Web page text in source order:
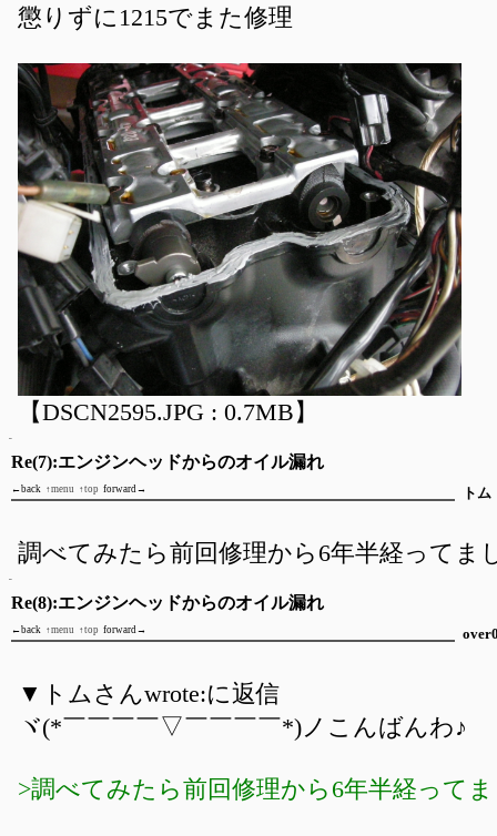
懲りずに1215でまた修理
【DSCN2595.JPG : 0.7MB】
Re(7):エンジンヘッドからのオイル漏れ
←back ↑menu ↑top forward→ トム
調べてみたら前回修理から6年半経ってま
Re(8):エンジンヘッドからのオイル漏れ
←back ↑menu ↑top forward→
▼トムさんwrote:に返信
ヾ(*￣￣￣￣▽￣￣￣￣*)ノこんばんわ♪
>調べてみたら前回修理から6年半経って